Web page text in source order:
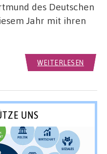
des Deutschen
Jahr mit ihren
WEITERLESEN
UNS